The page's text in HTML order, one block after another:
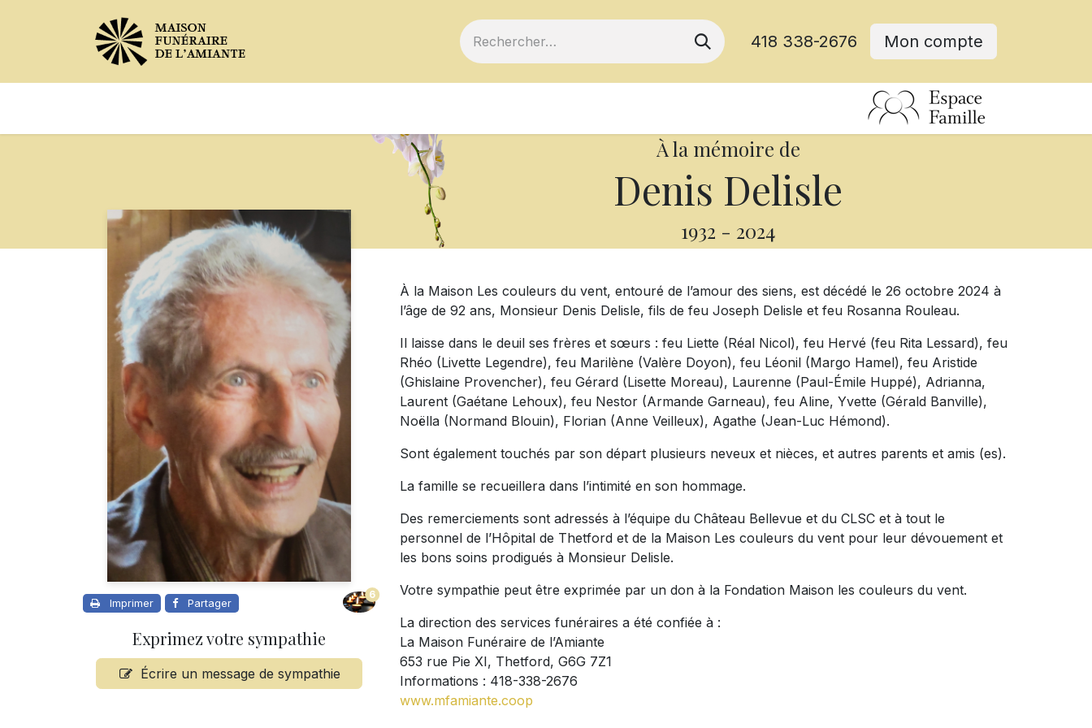
418 338-2676 Mon compte
À la mémoire de
Denis Delisle
1932 - 2024
Imprimer Partager
6
Exprimez votre sympathie
Écrire un message de sympathie
À la Maison Les couleurs du vent, entouré de l’amour des siens, est décédé le 26 octobre 2024 à
l’âge de 92 ans, Monsieur Denis Delisle, fils de feu Joseph Delisle et feu Rosanna Rouleau.
Il laisse dans le deuil ses frères et sœurs : feu Liette (Réal Nicol), feu Hervé (feu Rita Lessard), feu
Rhéo (Livette Legendre), feu Marilène (Valère Doyon), feu Léonil (Margo Hamel), feu Aristide
(Ghislaine Provencher), feu Gérard (Lisette Moreau), Laurenne (Paul-Émile Huppé), Adrianna,
Laurent (Gaétane Lehoux), feu Nestor (Armande Garneau), feu Aline, Yvette (Gérald Banville),
Noëlla (Normand Blouin), Florian (Anne Veilleux), Agathe (Jean-Luc Hémond).
Sont également touchés par son départ plusieurs neveux et nièces, et autres parents et amis (es).
La famille se recueillera dans l’intimité en son hommage.
Des remerciements sont adressés à l’équipe du Château Bellevue et du CLSC et à tout le
personnel de l’Hôpital de Thetford et de la Maison Les couleurs du vent pour leur dévouement et
les bons soins prodigués à Monsieur Delisle.
Votre sympathie peut être exprimée par un don à la Fondation Maison les couleurs du vent.
La direction des services funéraires a été confiée à :
La Maison Funéraire de l’Amiante
653 rue Pie XI, Thetford, G6G 7Z1
Informations : 418-338-2676
www.mfamiante.coop